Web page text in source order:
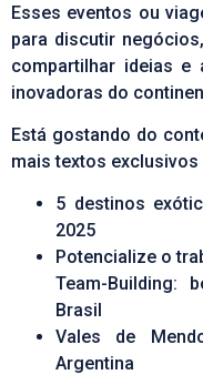
Esses eventos ou
para discutir
compartilhar ideias e
inovadoras do
Está gostando do
mais textos exclusivos
5 destinos
2025
Potencialize o
Team-Building:
Brasil
Vales de
Argentina